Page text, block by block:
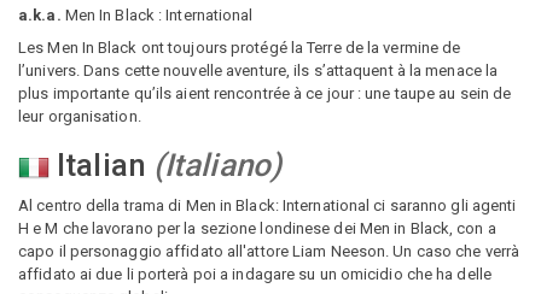
a.k.a. Men In Black : International
Les Men In Black ont toujours protégé la Terre de la vermine de
l’univers. Dans cette nouvelle aventure, ils s’attaquent à la menace la
plus importante qu’ils aient rencontrée à ce jour : une taupe au sein de
leur organisation.
Italian (Italiano)
Al centro della trama di Men in Black: International ci saranno gli agenti
H e M che lavorano per la sezione londinese dei Men in Black, con a
capo il personaggio affidato all'attore Liam Neeson. Un caso che verrà
affidato ai due li porterà poi a indagare su un omicidio che ha delle